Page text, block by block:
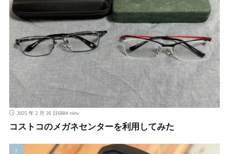
2025 年 2 月 26 日6884 view
コストコのメガネセンターを利用してみた